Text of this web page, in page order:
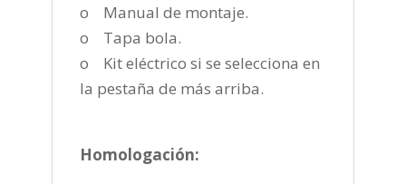
o Manual de montaje.
o Tapa bola.
o Kit eléctrico si se selecciona en
la pestaña de más arriba.
Homologación: